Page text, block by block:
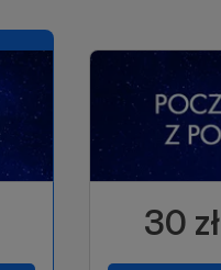
30 zł